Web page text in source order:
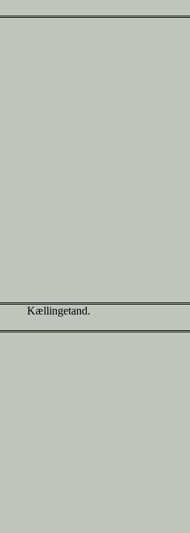
Kællingetand.